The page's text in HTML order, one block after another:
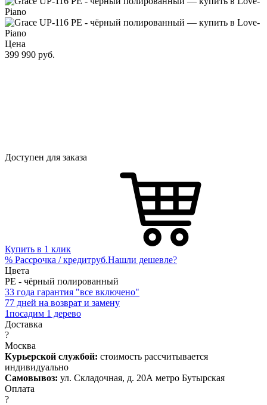
Цена
399 990 руб.
Доступен для заказа
Купить в 1 клик
% Рассрочка / кредитруб.Нашли дешевле?
Цвета
PE - чёрный полированный
33 года гарантия "все включено"
77 дней на возврат и замену
1посадим 1 дерево
Доставка
?
Москва
Курьерской службой: стоимость рассчитывается
индивидуально
Самовывоз: ул. Складочная, д. 20А метро Бутырская
Оплата
?